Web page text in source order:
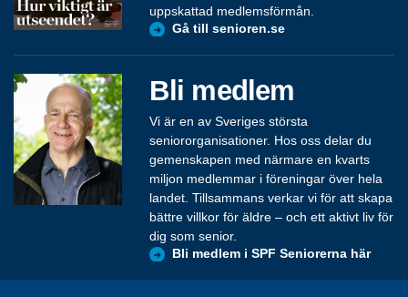
uppskattad medlemsförmån.
Gå till senioren.se
Bli medlem
Vi är en av Sveriges största
seniororganisationer. Hos oss delar du
gemenskapen med närmare en kvarts
miljon medlemmar i föreningar över hela
landet. Tillsammans verkar vi för att skapa
bättre villkor för äldre – och ett aktivt liv för
dig som senior.
Bli medlem i SPF Seniorerna här